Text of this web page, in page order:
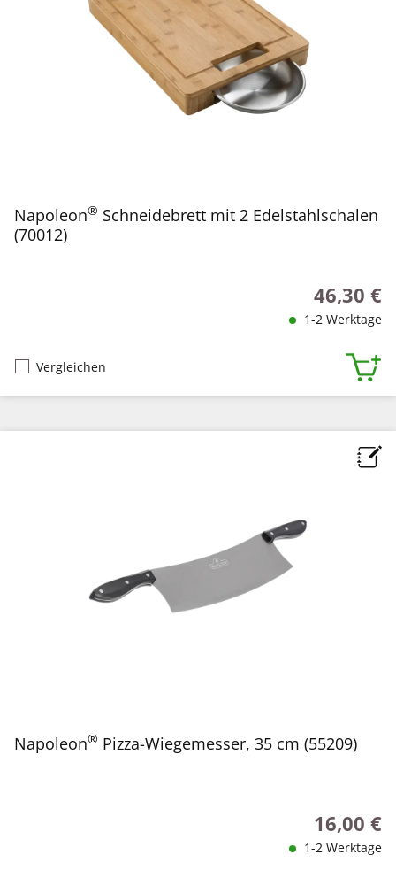
Napoleon® Schneidebrett mit 2 Edelstahlschalen
(70012)
Regulärer
46,30 €
1-2 Werktage
Vergleichen
Napoleon® Pizza-Wiegemesser, 35 cm (55209)
Regulärer
16,00 €
1-2 Werktage